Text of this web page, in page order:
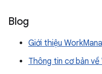
Blog
Giới thiệu
Thông tin cơ bản